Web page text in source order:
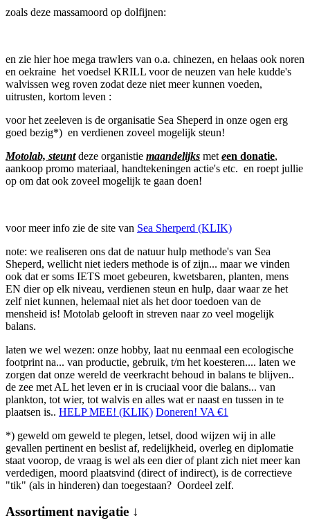
zoals deze massamoord op dolfijnen:
en zie hier hoe mega trawlers van o.a. chinezen, en helaas ook noren
en oekraine het voedsel KRILL voor de neuzen van hele kudde's
walvissen weg roven zodat deze niet meer kunnen voeden,
uitrusten, kortom leven :
voor het zeeleven is de organisatie Sea Sheperd in onze ogen erg
goed bezig*) en verdienen zoveel mogelijk steun!
Motolab, steuntdeze organistie maandelijks met een donatie,
aankoop promo materiaal, handtekeningen actie's etc. en roept jullie
op om dat ook zoveel mogelijk te gaan doen!
voor meer info zie de site van Sea Sherperd (KLIK)
note: we realiseren ons dat de natuur hulp methode's van Sea
Sheperd, wellicht niet ieders methode is of zijn... maar we vinden
ook dat er soms IETS moet gebeuren, kwetsbaren, planten, mens
EN dier op elk niveau, verdienen steun en hulp, daar waar ze het
zelf niet kunnen, helemaal niet als het door toedoen van de
mensheid is! Motolab gelooft in streven naar zo veel mogelijk
balans.
laten we wel wezen: onze hobby, laat nu eenmaal een ecologische
footprint na... van productie, gebruik, t/m het koesteren.... laten we
zorgen dat onze wereld de veerkracht behoud in balans te blijven..
de zee met AL het leven er in is cruciaal voor die balans... van
plankton, tot wier, tot walvis en alles wat er naast en tussen in te
plaatsen is.. HELP MEE! (KLIK) Doneren! VA €1
*) geweld om geweld te plegen, letsel, dood wijzen wij in alle
gevallen pertinent en beslist af, redelijkheid, overleg en diplomatie
staat voorop, de vraag is wel als een dier of plant zich niet meer kan
verdedigen, moord plaatsvind (direct of indirect), is de correctieve
"tik" (als in hinderen) dan toegestaan? Oordeel zelf.
Assortiment navigatie ↓